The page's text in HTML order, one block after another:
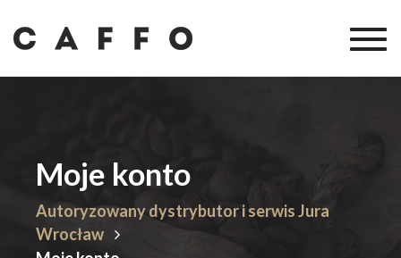
Moje konto
Autoryzowany dystrybutor i serwis Jura
Wrocław